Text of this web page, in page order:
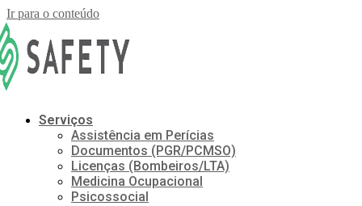
Ir para o conteúdo
Serviços
Assistência em Perícias
Documentos (PGR/PCMSO)
Licenças (Bombeiros/LTA)
Medicina Ocupacional
Psicossocial